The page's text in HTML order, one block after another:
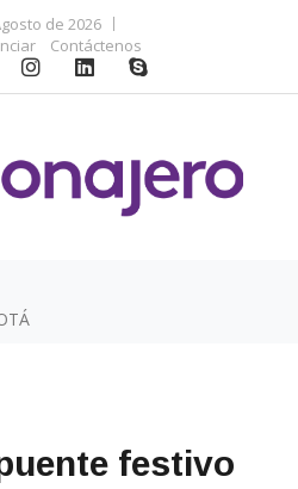
de 2026
Contáctenos
festivo